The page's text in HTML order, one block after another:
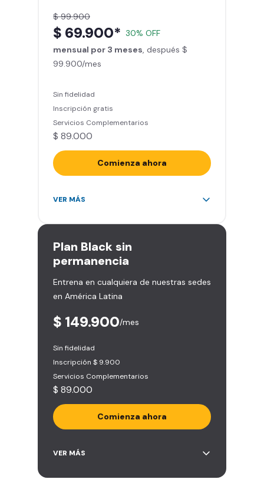
Smart Fit App (Tu plan de
entrenamiento personalizado)
Clases grupales con profesores*
(Sujeto a disponibilidad de salón
Acceso a todas las áreas de la
sede
$ 99.900
$ 69.900* 30% OFF
mensual por 3 meses , después $
99.900/mes
Sin fidelidad
Inscripción gratis
Servicios Complementarios
$ 89.000
Comienza ahora
Acceso ilimitado a más de 2.000
Derecho a traer un invitado 5
Smart Spa (Relájate en los sillones
de masajes)
Descuentos especiales en marcas
aliadas
entrenamiento personalizado)
(Sujeto a disponibilidad de salón
en cada sede)
Acceso a todas las áreas de la
sede
VER MÁS
Plan Black sin
permanencia
Entrena en cualquiera de nuestras sedes
en América Latina
$ 149.900/mes
Sin fidelidad
Inscripción $ 9.900
Servicios Complementarios
$ 89.000
Comienza ahora
Acceso ilimitado a más de 2.000
Derecho a traer un invitado 5
VER MÁS